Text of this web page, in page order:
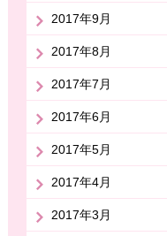
2017年9月
2017年8月
2017年7月
2017年6月
2017年5月
2017年4月
2017年3月